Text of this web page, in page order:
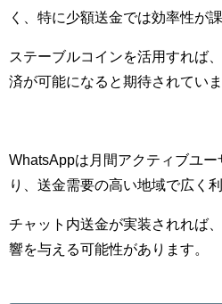
く、特に少額送金では効率性が
ステーブルコインを活用すれば
済が可能になると期待されていま
WhatsAppは月間アクティブユ
り、送金需要の高い地域で広く
チャット内送金が実装されれば
響を与える可能性があります。